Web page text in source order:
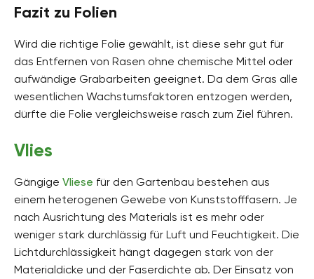
Fazit zu Folien
Wird die richtige Folie gewählt, ist diese sehr gut für
das Entfernen von Rasen ohne chemische Mittel oder
aufwändige Grabarbeiten geeignet. Da dem Gras alle
wesentlichen Wachstumsfaktoren entzogen werden,
dürfte die Folie vergleichsweise rasch zum Ziel führen.
Vlies
Gängige Vliese für den Gartenbau bestehen aus
einem heterogenen Gewebe von Kunststofffasern. Je
nach Ausrichtung des Materials ist es mehr oder
weniger stark durchlässig für Luft und Feuchtigkeit. Die
Lichtdurchlässigkeit hängt dagegen stark von der
Materialdicke und der Faserdichte ab. Der Einsatz von